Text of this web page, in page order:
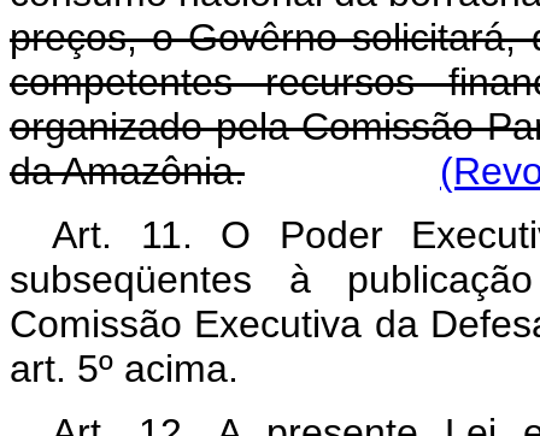
preços, o Govêrno solicitará,
competentes recursos
organizado pela Comissão
da Amazônia.
Art. 11. O Poder
subseqüentes à
Comissão Executiva da
art. 5º acima.